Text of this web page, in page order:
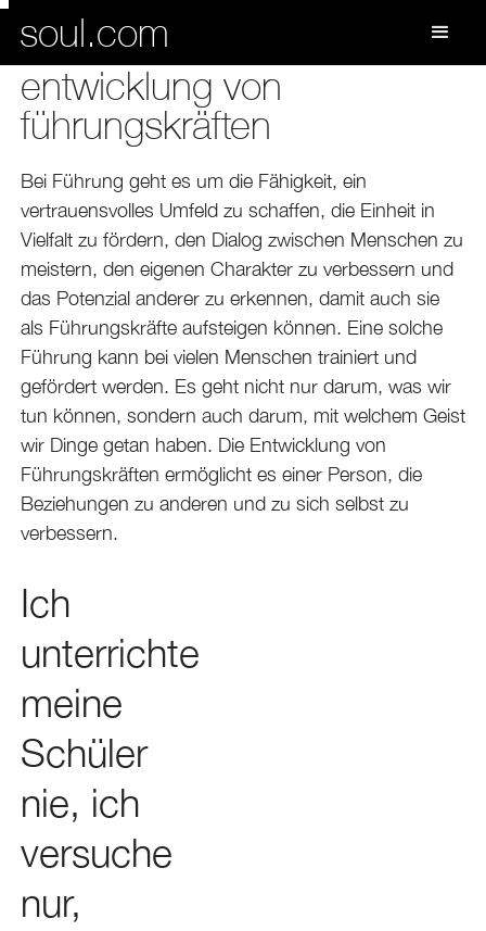
soul.com
entwicklung von
führungskräften
Bei Führung geht es um die Fähigkeit, ein
vertrauensvolles Umfeld zu schaffen, die Einheit in
Vielfalt zu fördern, den Dialog zwischen Menschen zu
meistern, den eigenen Charakter zu verbessern und
das Potenzial anderer zu erkennen, damit auch sie
als Führungskräfte aufsteigen können. Eine solche
Führung kann bei vielen Menschen trainiert und
gefördert werden. Es geht nicht nur darum, was wir
tun können, sondern auch darum, mit welchem Geist
wir Dinge getan haben. Die Entwicklung von
Führungskräften ermöglicht es einer Person, die
Beziehungen zu anderen und zu sich selbst zu
verbessern.
Ich
unterrichte
meine
Schüler
nie, ich
versuche
nur,